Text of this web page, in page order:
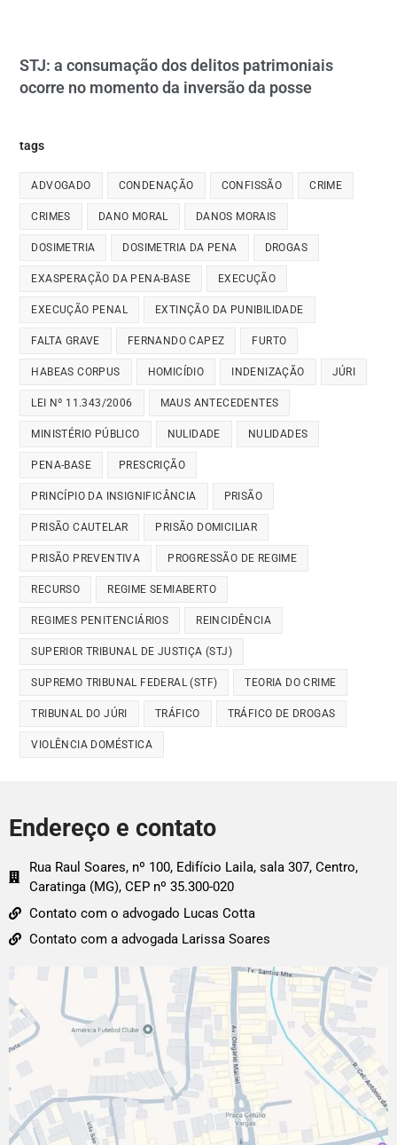
STJ: a consumação dos delitos patrimoniais
ocorre no momento da inversão da posse
tags
ADVOGADO CONDENAÇÃO CONFISSÃO CRIME
CRIMES DANO MORAL DANOS MORAIS
DOSIMETRIA DOSIMETRIA DA PENA DROGAS
EXASPERAÇÃO DA PENA-BASE EXECUÇÃO
EXECUÇÃO PENAL EXTINÇÃO DA PUNIBILIDADE
FALTA GRAVE FERNANDO CAPEZ FURTO
HABEAS CORPUS HOMICÍDIO INDENIZAÇÃO JÚRI
LEI Nº 11.343/2006 MAUS ANTECEDENTES
MINISTÉRIO PÚBLICO NULIDADE NULIDADES
PENA-BASE PRESCRIÇÃO
PRINCÍPIO DA INSIGNIFICÂNCIA PRISÃO
PRISÃO CAUTELAR PRISÃO DOMICILIAR
PRISÃO PREVENTIVA PROGRESSÃO DE REGIME
RECURSO REGIME SEMIABERTO
REGIMES PENITENCIÁRIOS REINCIDÊNCIA
SUPERIOR TRIBUNAL DE JUSTIÇA (STJ)
SUPREMO TRIBUNAL FEDERAL (STF) TEORIA DO CRIME
TRIBUNAL DO JÚRI TRÁFICO TRÁFICO DE DROGAS
VIOLÊNCIA DOMÉSTICA
Endereço e contato
Rua Raul Soares, nº 100, Edifício Laila, sala 307, Centro,
Caratinga (MG), CEP nº 35.300-020
Contato com o advogado Lucas Cotta
Contato com a advogada Larissa Soares